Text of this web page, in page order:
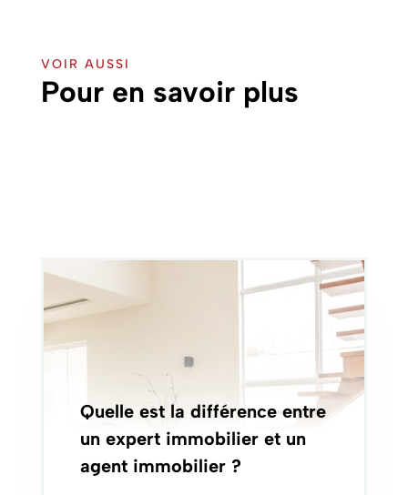
VOIR AUSSI
Pour en savoir plus
Quelle est la différence entre
un expert immobilier et un
agent immobilier ?